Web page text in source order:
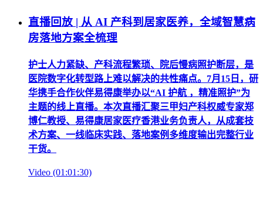
直播回放 | 从 AI 产科到居家医养，全域智慧病
房落地方案全梳理
护士人力紧缺、产科流程繁琐、院后慢病照护断层，是
医院数字化转型路上难以解决的共性痛点。7月15日，研
华携手合作伙伴易得康举办以“AI 护航 ，精准照护”为
主题的线上直播。本次直播汇聚三甲妇产科权威专家郑
博仁教授、易得康居家医疗香港业务负责人，从成套技
术方案、一线临床实践、落地案例多维度输出完整行业
干货。
Video (01:01:30)